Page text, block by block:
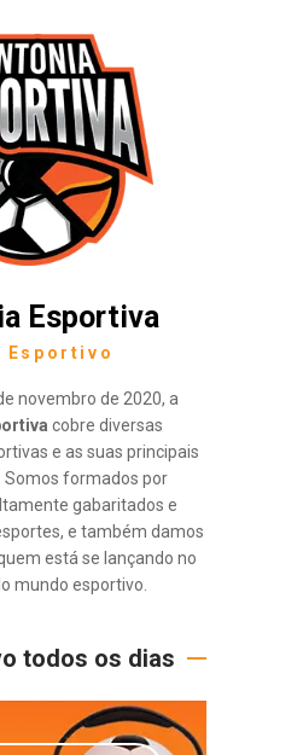
Esportiva
Esportivo
novembro de 2020, a
cobre diversas
e as suas principais
Somos formados por
gabaritados e
e também damos
está se lançando no
mundo esportivo.
todos os dias